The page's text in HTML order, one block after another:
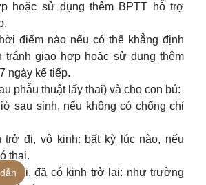
hoặc sử dụng thêm BPTT hỗ trợ
điểm nào nếu có thể khẳng định
tránh giao hợp hoặc sử dụng thêm
ngày kế tiếp.
phẫu thuật lấy thai) và cho con bú:
sau sinh, nếu không có chống chỉ
trở đi, vô kinh: bất kỳ lúc nào, nếu
thai.
đi, đã có kinh trở lại: như trường